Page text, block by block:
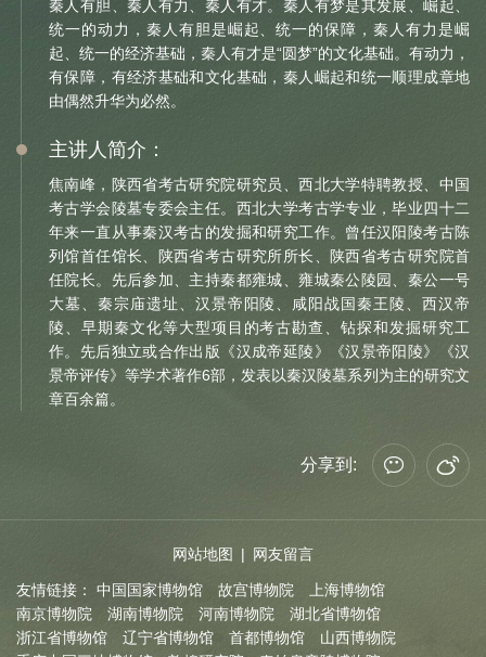
秦人有胆、秦人有力、秦人有才。秦人有梦是其发展、崛起、
统一的动力，秦人有胆是崛起、统一的保障，秦人有力是崛
起、统一的经济基础，秦人有才是“圆梦”的文化基础。有动力，
有保障，有经济基础和文化基础，秦人崛起和统一顺理成章地
由偶然升华为必然。
主讲人简介：
焦南峰，陕西省考古研究院研究员、西北大学特聘教授、中国
考古学会陵墓专委会主任。西北大学考古学专业，毕业四十二
年来一直从事秦汉考古的发掘和研究工作。曾任汉阳陵考古陈
列馆首任馆长、陕西省考古研究所所长、陕西省考古研究院首
任院长。先后参加、主持秦都雍城、雍城秦公陵园、秦公一号
大墓、秦宗庙遗址、汉景帝阳陵、咸阳战国秦王陵、西汉帝
陵、早期秦文化等大型项目的考古勘查、钻探和发掘研究工
作。先后独立或合作出版《汉成帝延陵》《汉景帝阳陵》《汉
景帝评传》等学术著作6部，发表以秦汉陵墓系列为主的研究文
章百余篇。
分享到:
网站地图 | 网友留言
友情链接： 中国国家博物馆 故宫博物院
上海博物馆
南京博物院
湖南博物院 河南博物院
湖北省博物馆
浙江省博物馆
辽宁省博物馆 首都博物馆
山西博物院